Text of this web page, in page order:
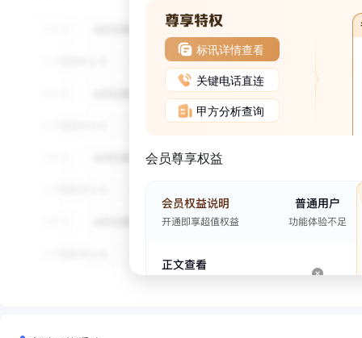
标讯详情查看
关键电话直连
甲方分析查询
会员尊享权益